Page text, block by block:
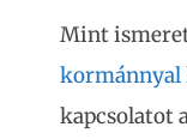
Mint
kormánnyal
kapcsolatot